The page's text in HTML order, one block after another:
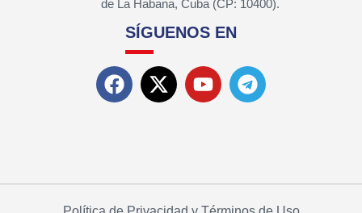
de La Habana, Cuba (CP: 10400).
SÍGUENOS EN